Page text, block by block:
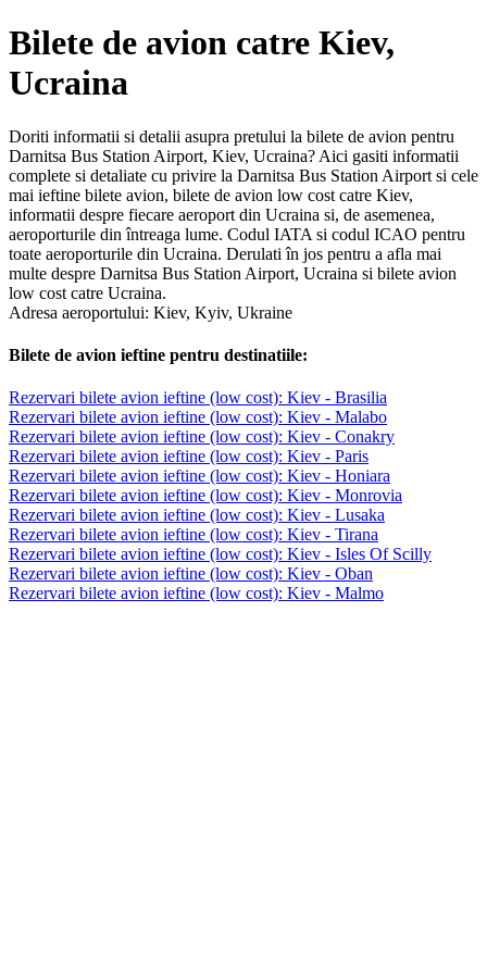
Bilete de avion catre Kiev,
Ucraina
Doriti informatii si detalii asupra pretului la bilete de avion pentru
Darnitsa Bus Station Airport, Kiev, Ucraina? Aici gasiti informatii
complete si detaliate cu privire la Darnitsa Bus Station Airport si cele
mai ieftine bilete avion, bilete de avion low cost catre Kiev,
informatii despre fiecare aeroport din Ucraina si, de asemenea,
aeroporturile din întreaga lume. Codul IATA si codul ICAO pentru
toate aeroporturile din Ucraina. Derulati în jos pentru a afla mai
multe despre Darnitsa Bus Station Airport, Ucraina si bilete avion
low cost catre Ucraina.
Adresa aeroportului: Kiev, Kyiv, Ukraine
Bilete de avion ieftine pentru destinatiile:
Rezervari bilete avion ieftine (low cost): Kiev - Brasilia
Rezervari bilete avion ieftine (low cost): Kiev - Malabo
Rezervari bilete avion ieftine (low cost): Kiev - Conakry
Rezervari bilete avion ieftine (low cost): Kiev - Paris
Rezervari bilete avion ieftine (low cost): Kiev - Honiara
Rezervari bilete avion ieftine (low cost): Kiev - Monrovia
Rezervari bilete avion ieftine (low cost): Kiev - Lusaka
Rezervari bilete avion ieftine (low cost): Kiev - Tirana
Rezervari bilete avion ieftine (low cost): Kiev - Isles Of Scilly
Rezervari bilete avion ieftine (low cost): Kiev - Oban
Rezervari bilete avion ieftine (low cost): Kiev - Malmo